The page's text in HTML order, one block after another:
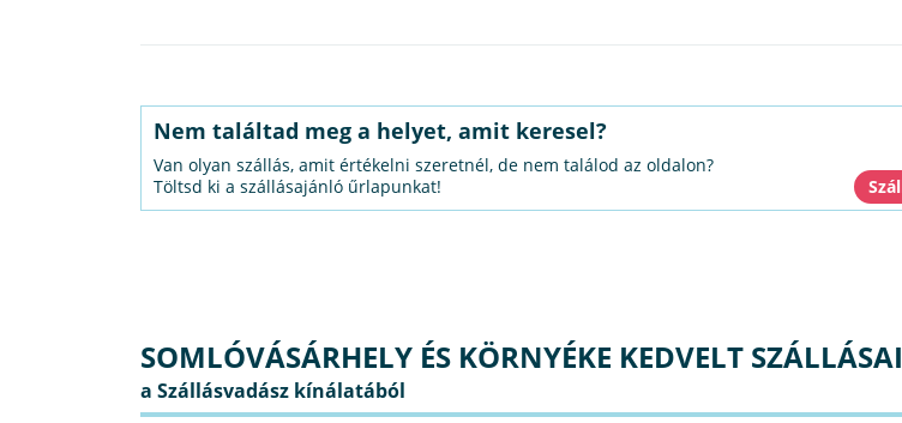
Nem találtad meg a helyet, amit keresel?
Van olyan szállás, amit értékelni szeretnél, de nem találod az oldalon?
Töltsd ki a szállásajánló űrlapunkat!
SOMLÓVÁSÁRHELY ÉS KÖRNYÉKE KEDVELT SZÁLLÁSAI